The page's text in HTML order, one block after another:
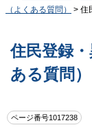
（よくある質問）
> 住
住民登録
ある質問）
ページ番号1017238